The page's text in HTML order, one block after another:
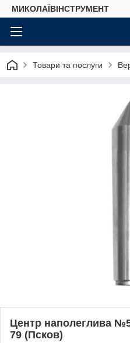
МИКОЛАЇВІНСТРУМЕНТ
Товари та послуги
Центр наполеглива
79 (Псков)